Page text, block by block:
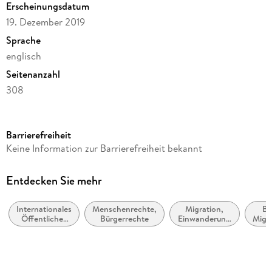
Erscheinungsdatum
19. Dezember 2019
Sprache
englisch
Seitenanzahl
308
Autor/Autorin
Übersetzung
Verlag/Hersteller
Springer
Barrierefreiheit
Keine Information zur Barrierefreiheit bekannt
Entdecken Sie mehr
Internationales
Öffentliches
Recht und
Menschenrechte,
Bürgerrechte
Migration,
Einwanderung
und